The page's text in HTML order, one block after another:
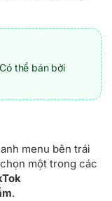
thể bán bởi
menu bên trái
chọn một trong các
.